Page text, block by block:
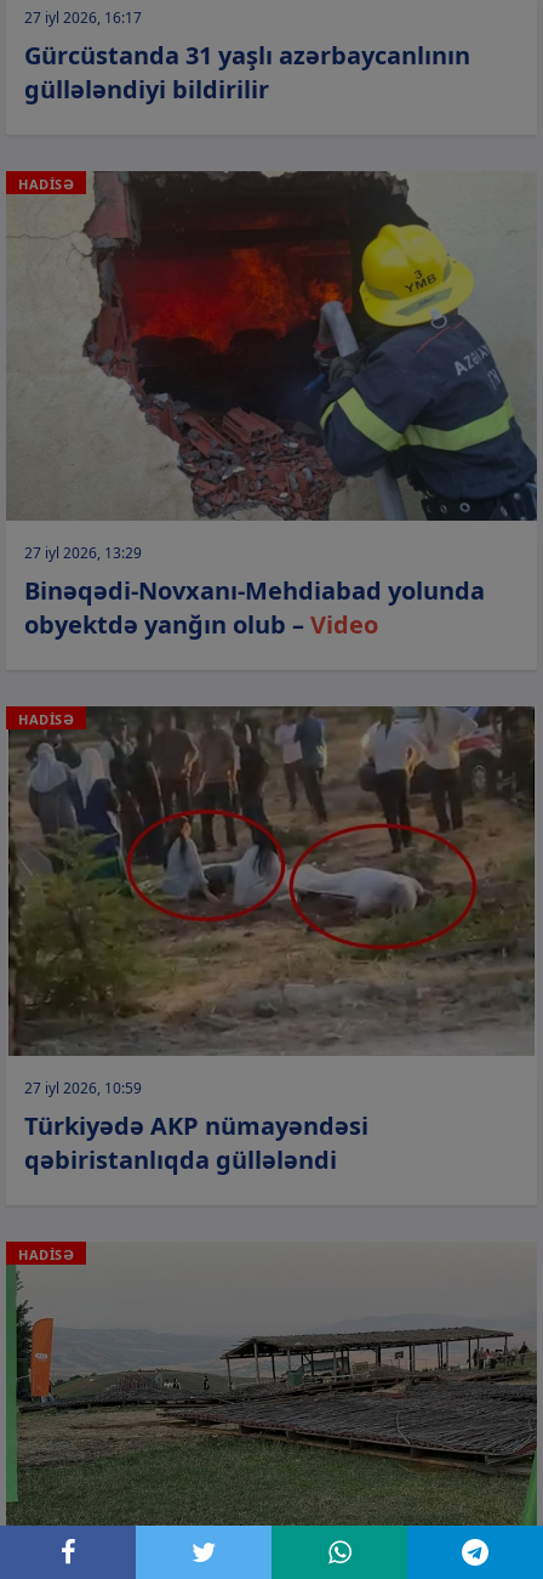
27 iyl 2026, 16:17
Gürcüstanda 31 yaşlı azərbaycanlının
güllələndiyi bildirilir
HADİSƏ
27 iyl 2026, 13:29
Binəqədi-Novxanı-Mehdiabad yolunda
obyektdə yanğın olub –Video
HADİSƏ
27 iyl 2026, 10:59
Türkiyədə AKP nümayəndəsi
qəbiristanlıqda güllələndi
HADİSƏ